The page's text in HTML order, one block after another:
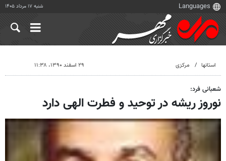
شنبه ۱۷ مرداد ۱۴۰۵
استانها مرکزی ۲۹ اسفند ۱۳۹۰، ۱۱:۳۸
شعبانی فرد:
نوروز ریشه در توحید و فطرت الهی دارد